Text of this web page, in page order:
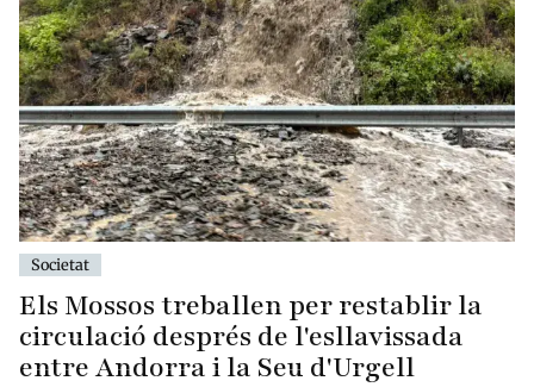
Societat
Els Mossos treballen per restablir la
circulació després de l'esllavissada
entre Andorra i la Seu d'Urgell